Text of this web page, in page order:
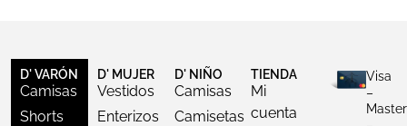
D' VARÓN
Camisas
Shorts
D' MUJER
Vestidos
Enterizos
D' NIÑO
Camisas
Camisetas
TIENDA
Mi
cuenta
Visa
–